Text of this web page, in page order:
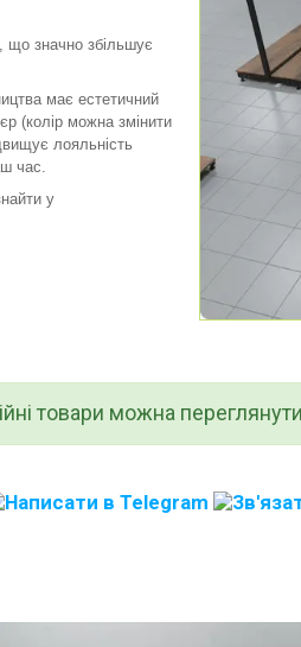
що значно збільшує
має естетичний
(колір можна змінити
лояльність
час.
у
товари можна переглянути